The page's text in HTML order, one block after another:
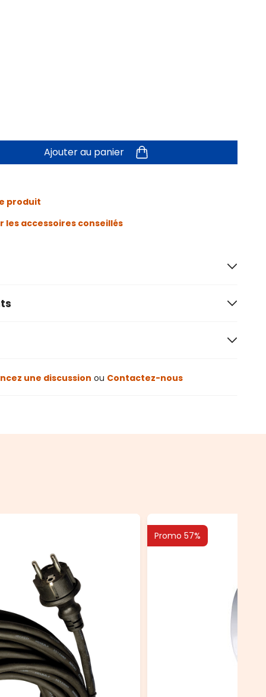
Ajouter au panier
produit
les accessoires conseillés
une discussion ou Contactez-nous
Promo 57%